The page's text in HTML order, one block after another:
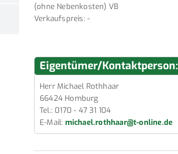
(ohne Nebenkosten) VB
Verkaufspreis: -
Eigentümer/Kontaktperson:
Herr Michael Rothhaar
66424 Homburg
Tel.: 0170 - 47 31 104
E-Mail: michael.rothhaar@t-online.de